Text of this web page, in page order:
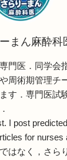
まん麻酔科
門医．同学会
周術期管理チ
す．専門医試
I post
for nurses
はなく，さら